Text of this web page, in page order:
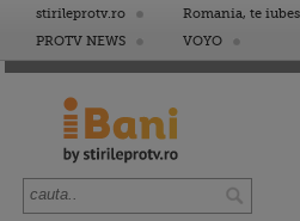
stirileprotv.ro Romania, te
PROTV NEWS
VOYO